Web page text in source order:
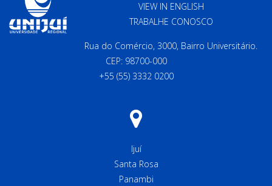
VIEW IN ENGLISH
TRABALHE CONOSCO
Rua do Comércio, 3000, Bairro Universitário.
CEP: 98700-000
+55 (55) 3332 0200
Ijuí
Santa Rosa
Panambi